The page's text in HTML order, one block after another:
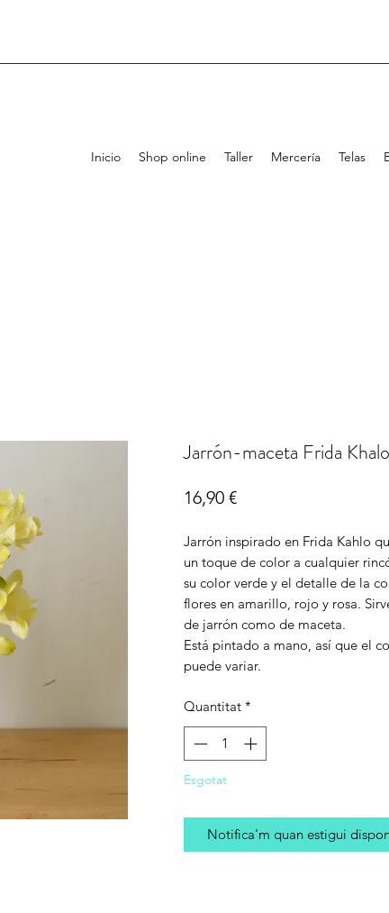
Inicio Shop online Taller Mercería Telas
Jarrón-maceta Frida Khalo
16,90 €Price
Jarrón inspirado en Frida Kahlo
un toque de color a cualquier
su color verde y el detalle de la
flores en amarillo, rojo y rosa.
de jarrón como de maceta.
Está pintado a mano, así que el
puede variar.
Quantitat *
Esgotat
Notifica'm quan estigui